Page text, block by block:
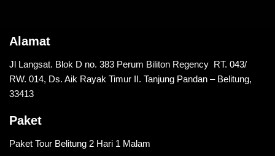
Alamat
Jl Langsat. Blok D no. 383 Perum Biliton Regency RT. 043/
RW. 014, Ds. Aik Rayak Timur II. Tanjung Pandan – Belitung,
33413
Paket
Paket Tour Belitung 2 Hari 1 Malam